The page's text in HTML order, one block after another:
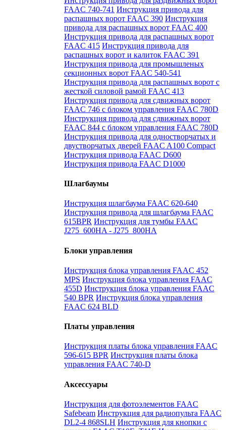
FAAC 740-741 Инструкция привода для
распашных ворот FAAC 390 Инструкция
привода для распашных ворот FAAC 400
Инструкция привода для распашных ворот
FAAC 415 Инструкция привода для
распашных ворот и калиток FAAC 391
Инструкция привода для промышленых
секционных ворот FAAC 540-541
Инструкция привода для распашных ворот с
жесткой силовой рамой FAAC 413
Инструкция привода для сдвижных ворот
FAAC 746 с блоком управления FAAC 780D
Инструкция привода для сдвижных ворот
FAAC 844 с блоком управления FAAC 780D
Инструкция привода для одностворчатых и
двустворчатых дверей FAAC A100 Compact
Инструкция привода FAAC D600
Инструкция привода FAAC D1000
Шлагбаумы
Инструкция шлагбаума FAAC 620-640
Инструкция привода для шлагбаума FAAC
615BPR Инструкция для тумбы FAAC
J275_600HA - J275_800HA
Блоки управления
Инструкция блока управления FAAC 452
MPS Инструкция блока управления FAAC
455D Инструкция блока управления FAAC
540 BPR Инструкция блока управления
FAAC 624 BLD
Платы управления
Инструкция платы блока управления FAAC
596-615 BPR Инструкция платы блока
управления FAAC 740-D
Аксессуары
Инструкция для фотоэлементов FAAC
Safebeam Инструкция для радиопульта FAAC
DL2-4 868SLH Инструкция для кнопки с